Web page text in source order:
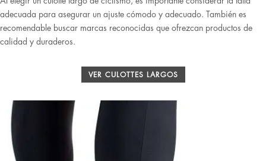
adecuada para asegurar un ajuste cómodo y adecuado. También es
recomendable buscar marcas reconocidas que ofrezcan productos de
calidad y duraderos.
VER CULOTTES LARGOS